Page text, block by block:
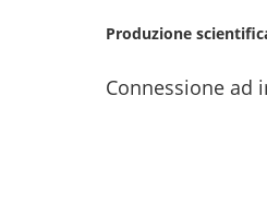
Produzione
Connessione ad